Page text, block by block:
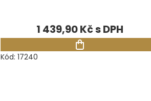
1 439,90 Kč
Kód:17240